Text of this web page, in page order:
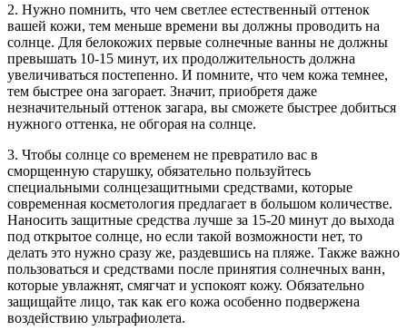
2. Нужно помнить, что чем светлее естественный оттенок
вашей кожи, тем меньше времени вы должны проводить на
солнце. Для белокожих первые солнечные ванны не должны
превышать 10-15 минут, их продолжительность должна
увеличиваться постепенно. И помните, что чем кожа темнее,
тем быстрее она загорает. Значит, приобретя даже
незначительный оттенок загара, вы сможете быстрее добиться
нужного оттенка, не обгорая на солнце.
3. Чтобы солнце со временем не превратило вас в
сморщенную старушку, обязательно пользуйтесь
специальными солнцезащитными средствами, которые
современная косметология предлагает в большом количестве.
Наносить защитные средства лучше за 15-20 минут до выхода
под открытое солнце, но если такой возможности нет, то
делать это нужно сразу же, раздевшись на пляже. Также важно
пользоваться и средствами после принятия солнечных ванн,
которые увлажнят, смягчат и успокоят кожу. Обязательно
защищайте лицо, так как его кожа особенно подвержена
воздействию ультрафиолета.